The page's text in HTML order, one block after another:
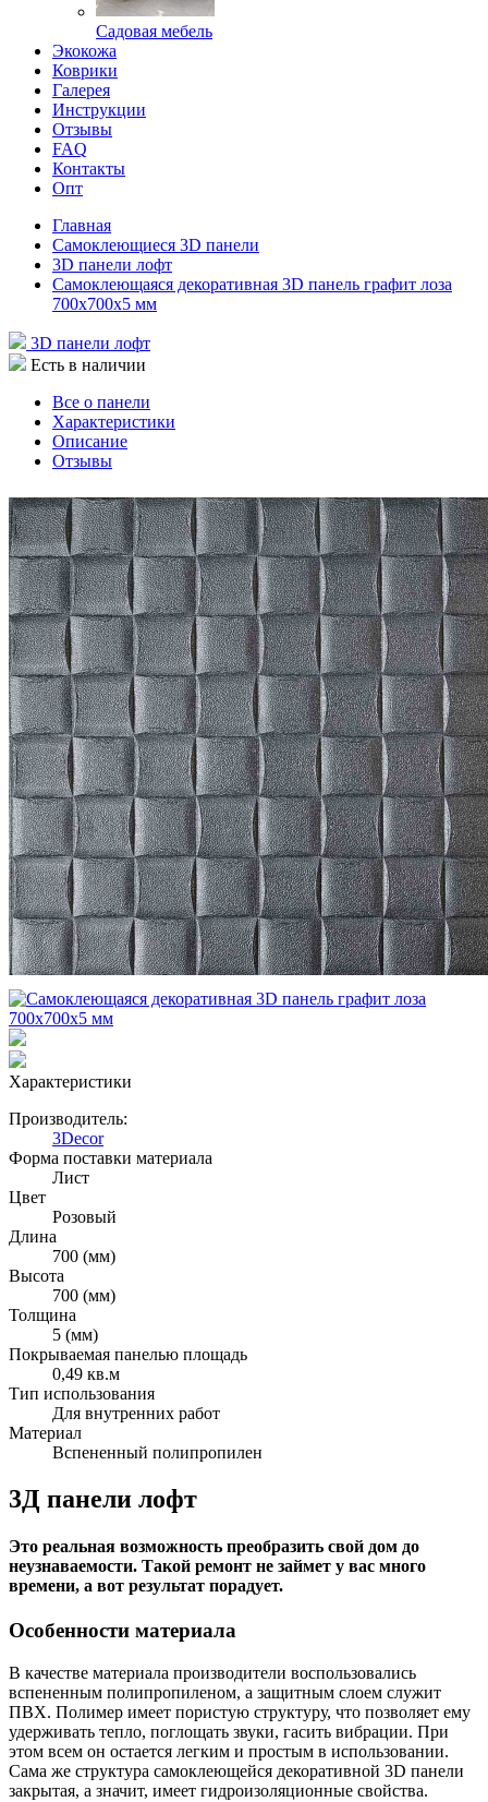
Садовая мебель
Экокожа
Коврики
Галерея
Инструкции
Отзывы
FAQ
Контакты
Опт
Главная
Самоклеющиеся 3D панели
3D панели лофт
Самоклеющаяся декоративная 3D панель графит лоза
700x700x5 мм
3D панели лофт
Есть в наличии
Все о панели
Характеристики
Описание
Отзывы
Характеристики
Производитель:
3Decor
Форма поставки материала
Лист
Цвет
Розовый
Длина
700 (мм)
Высота
700 (мм)
Толщина
5 (мм)
Покрываемая панелью площадь
0,49 кв.м
Тип использования
Для внутренних работ
Материал
Вспененный полипропилен
3Д панели лофт
Это реальная возможность преобразить свой дом до
неузнаваемости. Такой ремонт не займет у вас много
времени, а вот результат порадует.
Особенности материала
В качестве материала производители воспользовались
вспененным полипропиленом, а защитным слоем служит
ПВХ. Полимер имеет пористую структуру, что позволяет ему
удерживать тепло, поглощать звуки, гасить вибрации. При
этом всем он остается легким и простым в использовании.
Сама же структура самоклеющейся декоративной 3D панели
закрытая, а значит, имеет гидроизоляционные свойства.